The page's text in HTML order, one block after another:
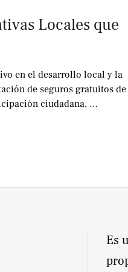
Locales que
en el desarrollo local y la
de seguros gratuitos de
ciudadana, …
Es